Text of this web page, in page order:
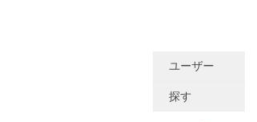
ユーザー
探す